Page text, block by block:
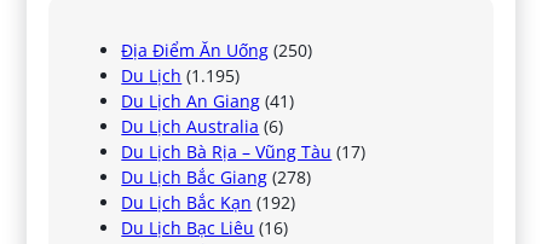
Địa Điểm Ăn Uống (250)
Du Lịch (1.195)
Du Lịch An Giang (41)
Du Lịch Australia (6)
Du Lịch Bà Rịa – Vũng Tàu (17)
Du Lịch Bắc Giang (278)
Du Lịch Bắc Kạn (192)
Du Lịch Bạc Liêu (16)